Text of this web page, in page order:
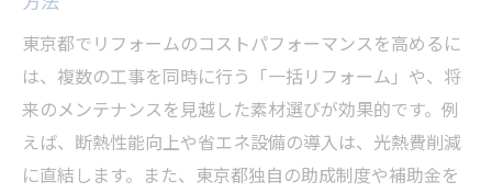
東京都でリフォームのコストパフォーマンスを高めるに
は、複数の工事を同時に行う「一括リフォーム」や、将
来のメンテナンスを見越した素材選びが効果的です。例
えば、断熱性能向上や省エネ設備の導入は、光熱費削減
に直結します。また、東京都独自の助成制度や補助金を